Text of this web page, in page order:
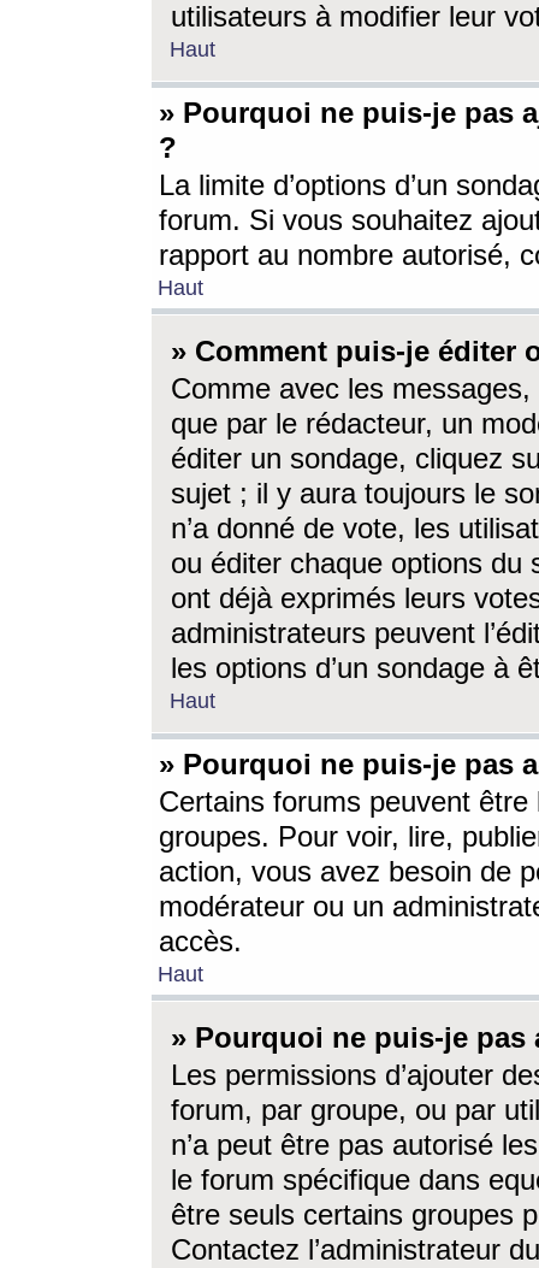
utilisateurs à modifier leur
Haut
» Pourquoi ne puis-je pas
?
La limite d’options d’un
forum. Si vous souhaitez
rapport au nombre autorisé,
Haut
» Comment puis-je éditer
Comme avec les
que par le rédacteur, un
éditer un sondage, cliquez
sujet ; il y aura toujours le
n’a donné de vote, les
ou éditer chaque options du
ont déjà exprimés leurs
administrateurs peuvent
les options d’un sondage à
Haut
» Pourquoi ne puis-je pas
Certains forums peuvent être
groupes. Pour voir, lire,
action, vous avez besoin de
modérateur ou un
accès.
Haut
» Pourquoi ne puis-je
Les permissions d’ajouter
forum, par groupe, ou par
n’a peut être pas autorisé
le forum spécifique dans
être seuls certains groupes
Contactez l’administrateur